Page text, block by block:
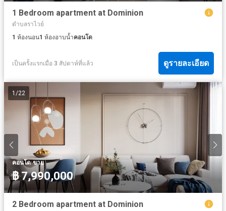
1 Bedroom apartment at Dominion
ตำบลราไวย์
1 ห้องนอน1 ห้องอาบน้ำคอนโด
เป็นครั้งแรกเมื่อ 3 สัปดาห์ที่แล้ว ดูรายละเอียด
1 /22
คอนโด·ขาย
฿ 7,990,000
2 Bedroom apartment at Dominion